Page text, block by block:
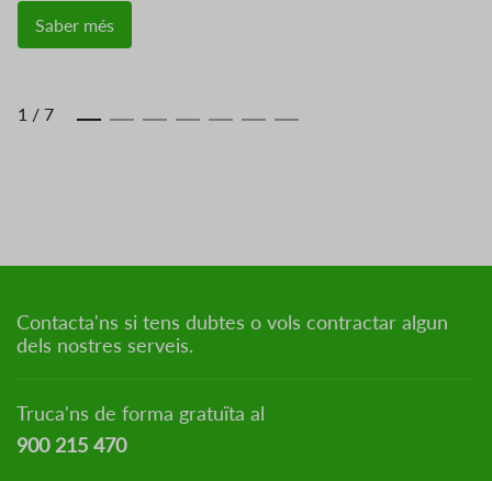
Saber més
1 / 7
Contacta'ns si tens dubtes o vols contractar algun
dels nostres serveis.
Truca'ns de forma gratuïta al
900 215 470